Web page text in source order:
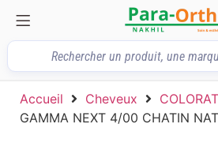
Accueil Cheveux
GAMMA NEXT 4/00 CHATIN